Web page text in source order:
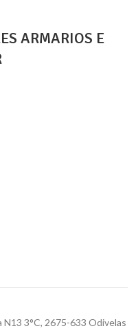
ARMARIOS E
N13 3°C, 2675-633 Odivelas